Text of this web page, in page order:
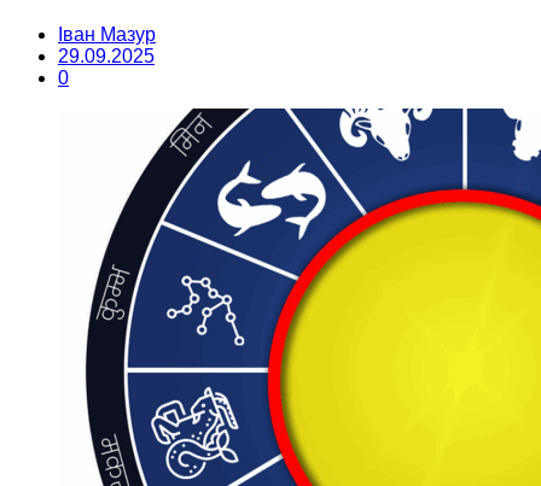
Іван Мазур
29.09.2025
0